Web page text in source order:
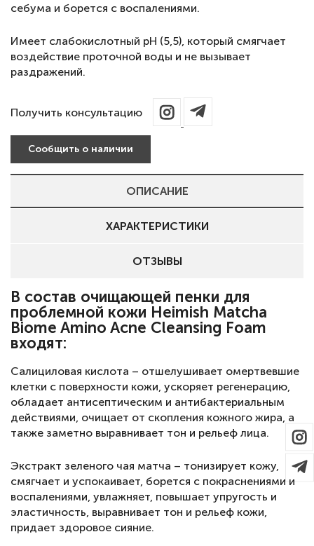
себума и борется с воспалениями.
Имеет слабокислотный рН (5,5), который смягчает
воздействие проточной воды и не вызывает
раздражений.
Получить консультацию
Сообщить о наличии
ОПИСАНИЕ
ХАРАКТЕРИСТИКИ
ОТЗЫВЫ
В состав очищающей пенки для
проблемной кожи Heimish Matcha
Biome Amino Acne Cleansing Foam
входят:
Салициловая кислота – отшелушивает омертвевшие
клетки с поверхности кожи, ускоряет регенерацию,
обладает антисептическим и антибактериальным
действиями, очищает от скопления кожного жира, а
также заметно выравнивает тон и рельеф лица.
Экстракт зеленого чая матча – тонизирует кожу,
смягчает и успокаивает, борется с покраснениями и
воспалениями, увлажняет, повышает упругость и
эластичность, выравнивает тон и рельеф кожи,
придает здоровое сияние.